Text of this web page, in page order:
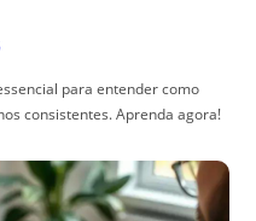
para entender como
consistentes. Aprenda agora!